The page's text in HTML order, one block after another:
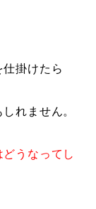
掛けたら
れません。
うなってし